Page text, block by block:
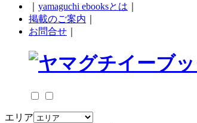
yamaguchi ebooksとは
掲載のご案内
お問合せ
エリア